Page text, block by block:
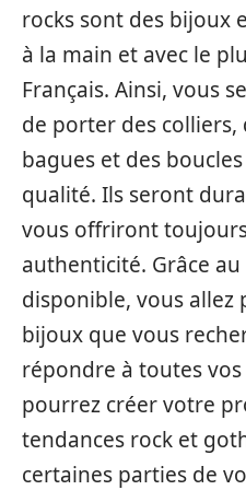
rocks sont des bijoux
à la main et avec le
Français. Ainsi, vous
de porter des colliers,
bagues et des
qualité. Ils seront
vous offriront
authenticité. Grâce
disponible, vous
bijoux que vous
répondre à toutes
pourrez créer votre
tendances rock et
certaines parties de